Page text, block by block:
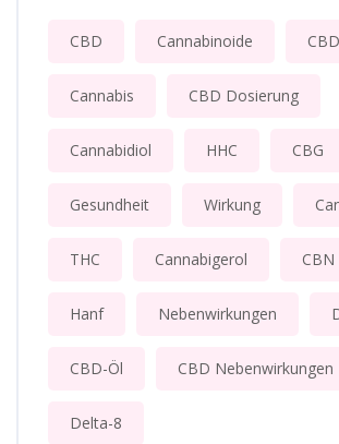
CBD Cannabinoide
Cannabis CBD Dosierung
Cannabidiol HHC CBG
Gesundheit Wirkung
THC Cannabigerol CBN
Hanf Nebenwirkungen
CBD-Öl CBD Nebenwirkungen
Delta-8